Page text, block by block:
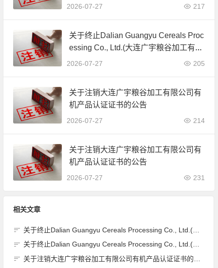
公司)JAS有机产品认证证书的公告
2026-07-27 217
关于终止Dalian Guangyu Cereals Proc
essing Co., Ltd.(大连广宇粮谷加工有限
公司)JAS有机产品认证证书的公告
2026-07-27 205
关于注销大连广宇粮谷加工有限公司有
机产品认证证书的公告
2026-07-27 214
关于注销大连广宇粮谷加工有限公司有
机产品认证证书的公告
2026-07-27 231
相关文章
关于终止Dalian Guangyu Cereals Processing Co., Ltd.(大连广宇粮谷加工有限公司)JAS有机产品认证证书的公告
关于终止Dalian Guangyu Cereals Processing Co., Ltd.(大连广宇粮谷加工有限公司)JAS有机产品认证证书的公告
关于注销大连广宇粮谷加工有限公司有机产品认证证书的公告